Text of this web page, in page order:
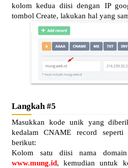
kolom kedua diisi dengan IP
tombol Create, lakukan hal yang
Langkah #5
Masukkan kode unik yang
kedalam CNAME record seperti
berikut:
Kolom satu diisi nama
www.mung.id, kemudian untuk